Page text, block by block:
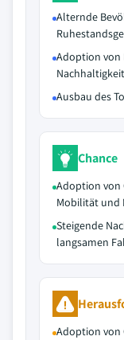
Alternde
Adoption von
Nachhaltigkeit
Ausbau des
Chance
Adoption von
Mobilität
Steigende
langsamen
Adoption von